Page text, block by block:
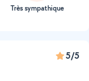
Très sympathique
5/5